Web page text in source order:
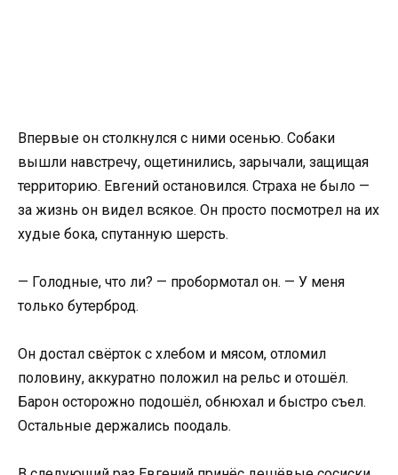
Впервые он столкнулся с ними осенью. Собаки
вышли навстречу, ощетинились, зарычали, защищая
территорию. Евгений остановился. Страха не было —
за жизнь он видел всякое. Он просто посмотрел на их
худые бока, спутанную шерсть.
— Голодные, что ли? — пробормотал он. — У меня
только бутерброд.
Он достал свёрток с хлебом и мясом, отломил
половину, аккуратно положил на рельс и отошёл.
Барон осторожно подошёл, обнюхал и быстро съел.
Остальные держались поодаль.